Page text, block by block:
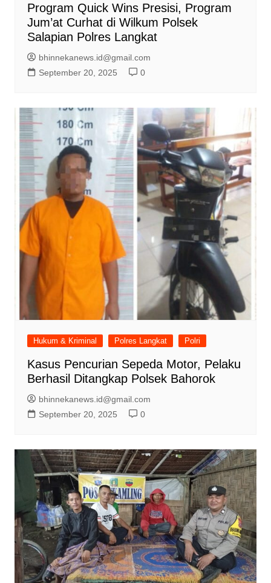
Program Quick Wins Presisi, Program
Jum’at Curhat di Wilkum Polsek
Salapian Polres Langkat
bhinnekanews.id@gmail.com
September 20, 2025
0
Hukum & Kriminal Polres Langkat Polri
Kasus Pencurian Sepeda Motor, Pelaku
Berhasil Ditangkap Polsek Bahorok
bhinnekanews.id@gmail.com
September 20, 2025
0